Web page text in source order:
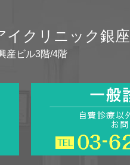
イクリニック銀座
産ビル3階/4階